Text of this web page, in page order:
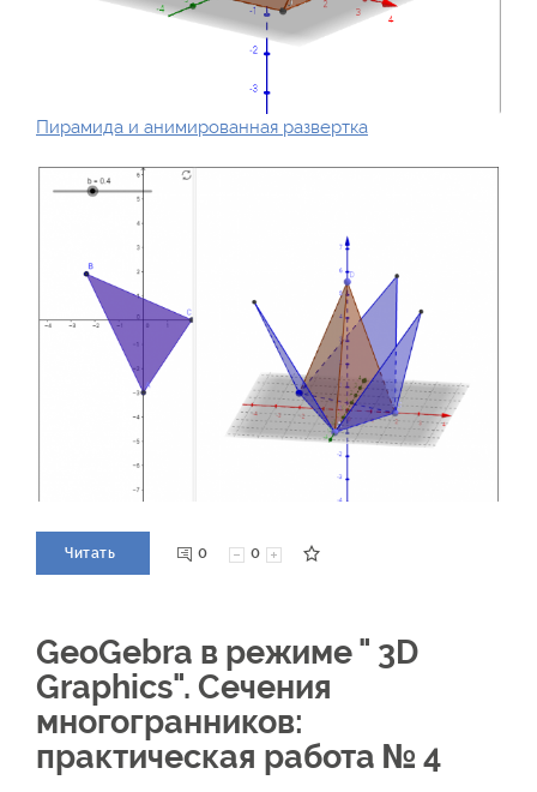
Пирамида и анимированная развертка
Читать 0 0
GeoGebra в режиме " 3D
Graphics". Сечения
многогранников:
практическая работа № 4